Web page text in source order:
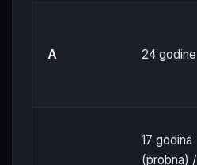
A 24 godine
17 godina
(probna) /